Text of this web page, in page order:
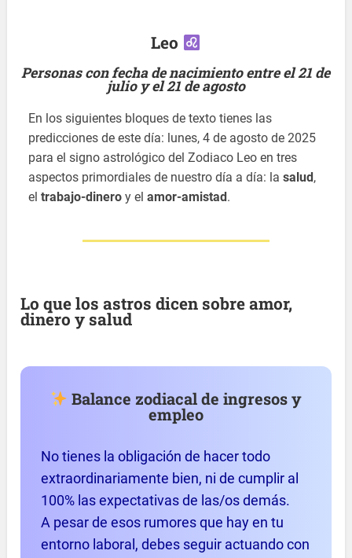
Leo
Personas con fecha de nacimiento entre el 21 de
julio y el 21 de agosto
En los siguientes bloques de texto tienes las
predicciones de este día: lunes, 4 de agosto de 2025
para el signo astrológico del Zodiaco Leo en tres
aspectos primordiales de nuestro día a día: lasalud ,
eltrabajo-dinero y elamor-amistad .
Lo que los astros dicen sobre amor,
dinero y salud
Balance zodiacal de ingresos y
empleo
No tienes la obligación de hacer todo
extraordinariamente bien, ni de cumplir al
100% las expectativas de las/os demás.
A pesar de esos rumores que hay en tu
entorno laboral, debes seguir actuando con